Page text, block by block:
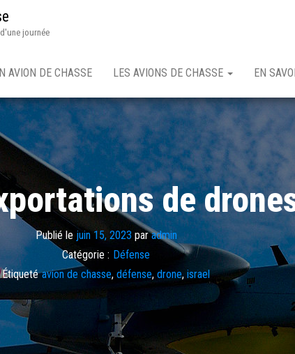
journée
AVION DE CHASSE LES AVIONS DE CHASSE EN
de
Publié le juin 15, 2023 paradmin
Catégorie : Défense
Étiqueté avion de chasse, défense, drone, israel